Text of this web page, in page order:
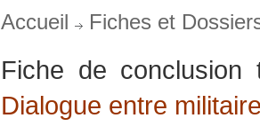
Accueil Fiches et
Fiche de conclusion
Dialogue entre